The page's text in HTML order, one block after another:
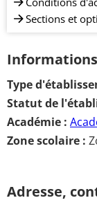
Sections et
Type
Statut de
Académie :
Zone scolaire :
Adresse,